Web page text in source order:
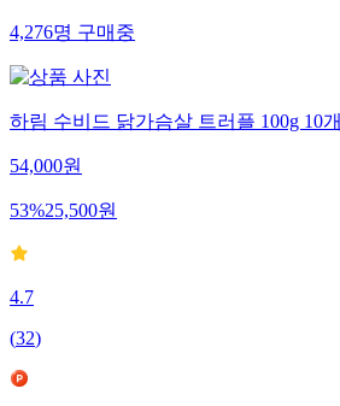
4,276명 구매중
하림 수비드 닭가슴살 트러플 100g 10개
54,000원
53%25,500원
4.7
(32)